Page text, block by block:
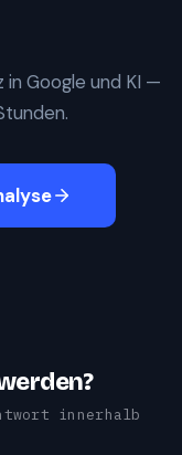
Google und KI —
innerhalb